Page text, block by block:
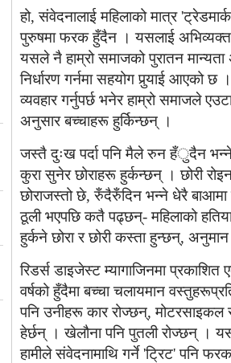
हो, संवेदनालाई महिलाको मात्र
पुरुषमा फरक हुँदैन । यसलाई अभिव्यक्त
यसले नै हाम्रो समाजको पुरातन
निर्धारण गर्नमा सहयोग पुर्‍याई आएको
व्यवहार गर्नुपर्छ भनेर हाम्रो समाजले
अनुसार बच्चाहरू हुर्किन्छन् ।
जस्तै दुःख पर्दा पनि मैले रुन हँुदैन भन्ने
कुरा सुनेर छोराहरू हुर्कन्छन् । छोरी
छोराजस्तो छे, रुँदैरुँदिन भन्ने धेरै
ठूली भएपछि कतै पढ्छन्- महिलाको
हुर्कने छोरा र छोरी कस्ता हुन्छन्,
रिडर्स डाइजेस्ट म्यागाजिनमा
वर्षको हुँदैमा बच्चा चलायमान
पनि उनीहरू कार रोज्छन्,
हेर्छन् । खेलौना पनि पुतली रोज्छन् ।
हामीले संवेदनामाथि गर्ने 'टि्रट' पनि